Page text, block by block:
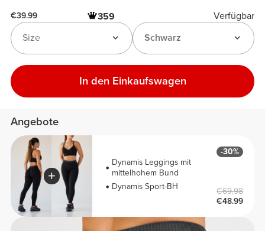
€39.99 359
Verfügbar
Schwarz
Size
In den Einkaufswagen
Angebote
Dynamis Leggings mit
mittelhohem Bund
Dynamis Sport-BH
-30%
€69.98
€48.99